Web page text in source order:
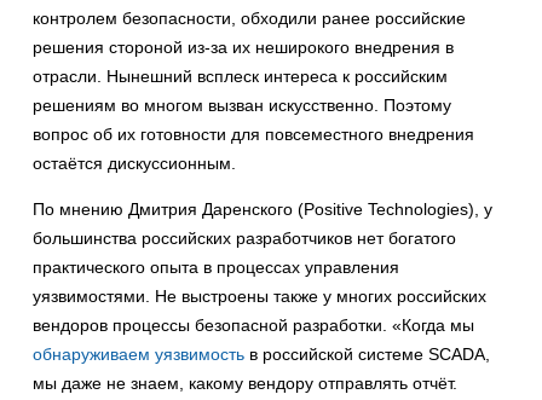
контролем безопасности, обходили ранее российские
решения стороной из-за их неширокого внедрения в
отрасли. Нынешний всплеск интереса к российским
решениям во многом вызван искусственно. Поэтому
вопрос об их готовности для повсеместного внедрения
остаётся дискуссионным.
По мнению Дмитрия Даренского (Positive Technologies), у
большинства российских разработчиков нет богатого
практического опыта в процессах управления
уязвимостями. Не выстроены также у многих российских
вендоров процессы безопасной разработки. «Когда мы
обнаруживаем уязвимость в российской системе SCADA,
мы даже не знаем, какому вендору отправлять отчёт.